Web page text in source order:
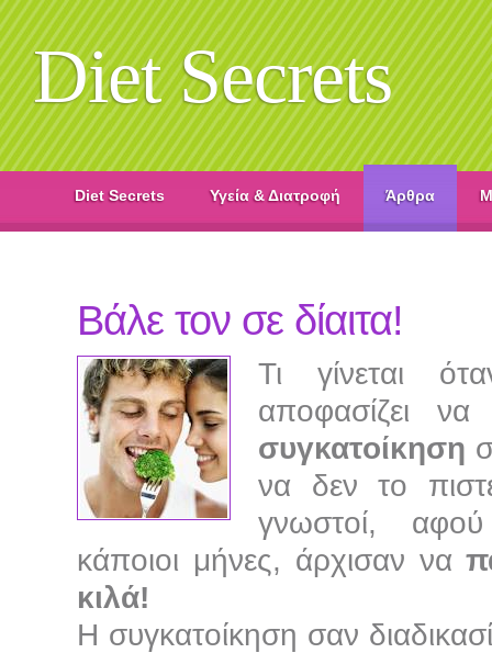
Diet Secrets
Diet Secrets Υγεία & Διατροφή Άρθρα
Βάλε τον σε δίαιτα!
Τι γίνεται
αποφασίζει
συγκατοίκηση
να δεν το
γνωστοί,
κάποιοι μήνες, άρχισαν να
κιλά!
Η συγκατοίκηση σαν